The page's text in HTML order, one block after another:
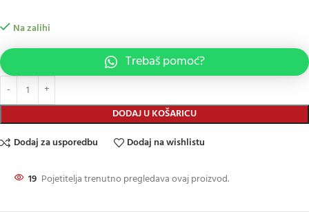
Na zalihi
DODAJ U KOŠARICU
Trebaš pomoć?
Dodaj za usporedbu Dodaj na wishlistu
19 Pojetitelja trenutno pregledava ovaj proizvod.